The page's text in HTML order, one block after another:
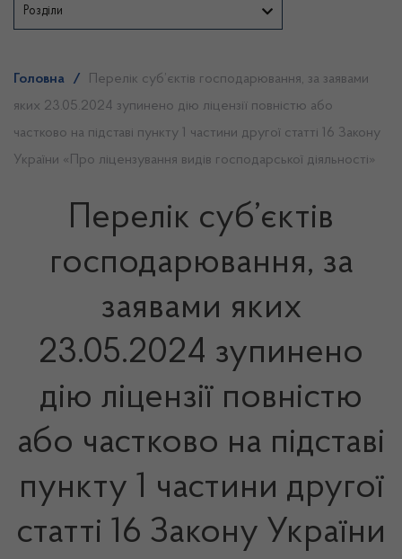
Розділи
Головна /
Перелік суб’єктів господарювання, за заявами
яких 23.05.2024 зупинено дію ліцензії повністю або
частково на підставі пункту 1 частини другої статті 16 Закону
України «Про ліцензування видів господарської діяльності»
Перелік суб’єктів
господарювання, за
заявами яких
23.05.2024 зупинено
дію ліцензії повністю
або частково на підставі
пункту 1 частини другої
статті 16 Закону України